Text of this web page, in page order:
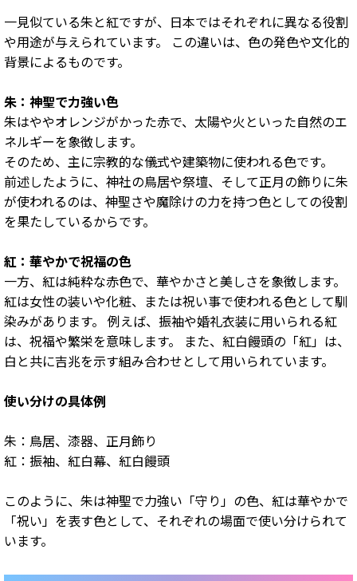
一見似ている朱と紅ですが、日本ではそれぞれに異なる役割
や用途が与えられています。 この違いは、色の発色や文化的
背景によるものです。
朱：神聖で力強い色
朱はややオレンジがかった赤で、太陽や火といった自然のエ
ネルギーを象徴します。
そのため、主に宗教的な儀式や建築物に使われる色です。
前述したように、神社の鳥居や祭壇、そして正月の飾りに朱
が使われるのは、神聖さや魔除けの力を持つ色としての役割
を果たしているからです。
紅：華やかで祝福の色
一方、紅は純粋な赤色で、華やかさと美しさを象徴します。
紅は女性の装いや化粧、または祝い事で使われる色として馴
染みがあります。 例えば、振袖や婚礼衣装に用いられる紅
は、祝福や繁栄を意味します。 また、紅白饅頭の「紅」は、
白と共に吉兆を示す組み合わせとして用いられています。
使い分けの具体例
朱：鳥居、漆器、正月飾り
紅：振袖、紅白幕、紅白饅頭
このように、朱は神聖で力強い「守り」の色、紅は華やかで
「祝い」を表す色として、それぞれの場面で使い分けられて
います。